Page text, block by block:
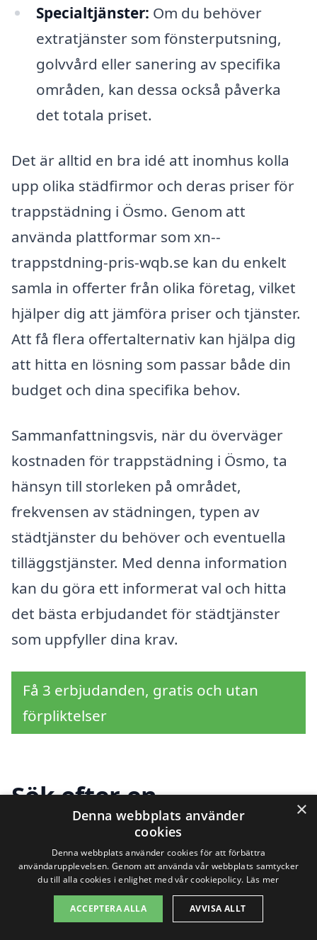
Specialtjänster: Om du behöver
extratjänster som fönsterputsning,
golvvård eller sanering av specifika
områden, kan dessa också påverka
det totala priset.
Det är alltid en bra idé att inomhus kolla
upp olika städfirmor och deras priser för
trappstädning i Ösmo. Genom att
använda plattformar som xn--
trappstdning-pris-wqb.se kan du enkelt
samla in offerter från olika företag, vilket
hjälper dig att jämföra priser och tjänster.
Att få flera offertalternativ kan hjälpa dig
att hitta en lösning som passar både din
budget och dina specifika behov.
Sammanfattningsvis, när du överväger
kostnaden för trappstädning i Ösmo, ta
hänsyn till storleken på området,
frekvensen av städningen, typen av
städtjänster du behöver och eventuella
tilläggstjänster. Med denna information
kan du göra ett informerat val och hitta
det bästa erbjudandet för städtjänster
som uppfyller dina krav.
Få 3 erbjudanden, gratis och utan
förpliktelser
Sök efter en
professionell för
trappstädning i andra
städer nära Ösmo
×
Denna webbplats använder
cookies
Denna webbplats använder cookies för att förbättra
användarupplevelsen. Genom att använda vår webbplats samtycker
du till alla cookies i enlighet med vår cookiepolicy. Läs mer
ACCEPTERA ALLA AVVISA ALLT